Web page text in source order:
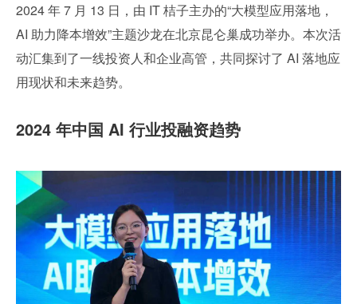
2024 年 7 月 13 日，由 IT 桔子主办的“大模型应用落地，
AI 助力降本增效”主题沙龙在北京昆仑巢成功举办。本次活
动汇集到了一线投资人和企业高管，共同探讨了 AI 落地应
用现状和未来趋势。
2024 年中国 AI 行业投融资趋势